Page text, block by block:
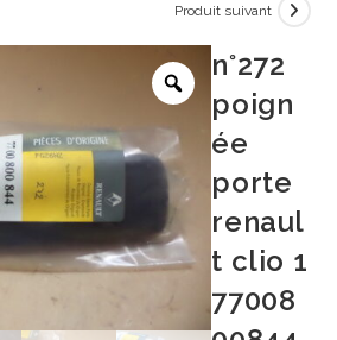
Produit suivant
n°272
poign
ée
porte
renaul
t clio 1
77008